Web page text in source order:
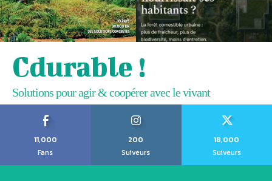
Cdurable !
Solutions pour agir & coopérer avec le vivant
11,000
Fans
200
Suiveurs
18,000
Suiveurs